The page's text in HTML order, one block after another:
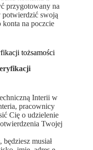
przygotowany na
potwierdzić swoją
konta na poczcie
tożsamości
Interii w
pracownicy
Cię o udzielenie
Twojej
musiał